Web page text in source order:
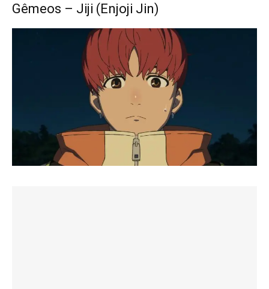
Gêmeos – Jiji (Enjoji Jin)